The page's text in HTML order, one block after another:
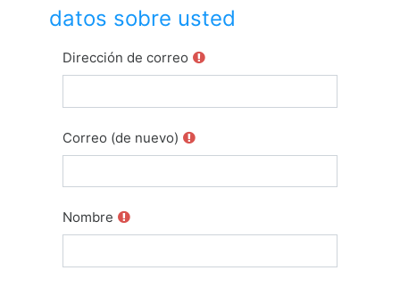
datos sobre usted
Dirección de correo
Correo (de nuevo)
Nombre